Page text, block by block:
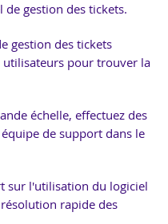
gestion des tickets.
gestion des tickets
utilisateurs pour trouver la
échelle, effectuez des
de support dans le
sur l'utilisation du logiciel
rapide des